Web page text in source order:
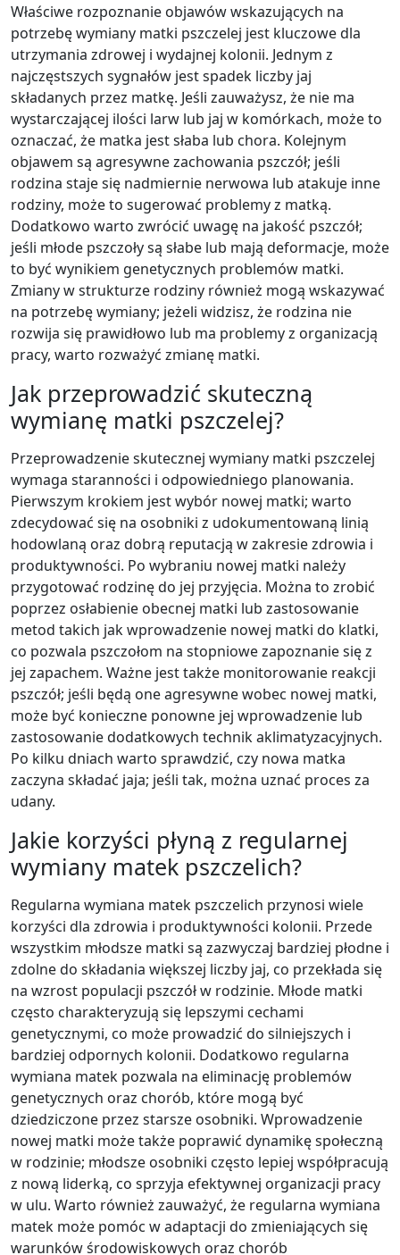
Właściwe rozpoznanie objawów wskazujących na
potrzebę wymiany matki pszczelej jest kluczowe dla
utrzymania zdrowej i wydajnej kolonii. Jednym z
najczęstszych sygnałów jest spadek liczby jaj
składanych przez matkę. Jeśli zauważysz, że nie ma
wystarczającej ilości larw lub jaj w komórkach, może to
oznaczać, że matka jest słaba lub chora. Kolejnym
objawem są agresywne zachowania pszczół; jeśli
rodzina staje się nadmiernie nerwowa lub atakuje inne
rodziny, może to sugerować problemy z matką.
Dodatkowo warto zwrócić uwagę na jakość pszczół;
jeśli młode pszczoły są słabe lub mają deformacje, może
to być wynikiem genetycznych problemów matki.
Zmiany w strukturze rodziny również mogą wskazywać
na potrzebę wymiany; jeżeli widzisz, że rodzina nie
rozwija się prawidłowo lub ma problemy z organizacją
pracy, warto rozważyć zmianę matki.
Jak przeprowadzić skuteczną
wymianę matki pszczelej?
Przeprowadzenie skutecznej wymiany matki pszczelej
wymaga staranności i odpowiedniego planowania.
Pierwszym krokiem jest wybór nowej matki; warto
zdecydować się na osobniki z udokumentowaną linią
hodowlaną oraz dobrą reputacją w zakresie zdrowia i
produktywności. Po wybraniu nowej matki należy
przygotować rodzinę do jej przyjęcia. Można to zrobić
poprzez osłabienie obecnej matki lub zastosowanie
metod takich jak wprowadzenie nowej matki do klatki,
co pozwala pszczołom na stopniowe zapoznanie się z
jej zapachem. Ważne jest także monitorowanie reakcji
pszczół; jeśli będą one agresywne wobec nowej matki,
może być konieczne ponowne jej wprowadzenie lub
zastosowanie dodatkowych technik aklimatyzacyjnych.
Po kilku dniach warto sprawdzić, czy nowa matka
zaczyna składać jaja; jeśli tak, można uznać proces za
udany.
Jakie korzyści płyną z regularnej
wymiany matek pszczelich?
Regularna wymiana matek pszczelich przynosi wiele
korzyści dla zdrowia i produktywności kolonii. Przede
wszystkim młodsze matki są zazwyczaj bardziej płodne i
zdolne do składania większej liczby jaj, co przekłada się
na wzrost populacji pszczół w rodzinie. Młode matki
często charakteryzują się lepszymi cechami
genetycznymi, co może prowadzić do silniejszych i
bardziej odpornych kolonii. Dodatkowo regularna
wymiana matek pozwala na eliminację problemów
genetycznych oraz chorób, które mogą być
dziedziczone przez starsze osobniki. Wprowadzenie
nowej matki może także poprawić dynamikę społeczną
w rodzinie; młodsze osobniki często lepiej współpracują
z nową liderką, co sprzyja efektywnej organizacji pracy
w ulu. Warto również zauważyć, że regularna wymiana
matek może pomóc w adaptacji do zmieniających się
warunków środowiskowych oraz chorób